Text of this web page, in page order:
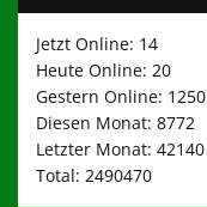
Jetzt Online: 14
Heute Online: 20
Gestern Online: 1250
Diesen Monat: 8772
Letzter Monat: 42140
Total: 2490470